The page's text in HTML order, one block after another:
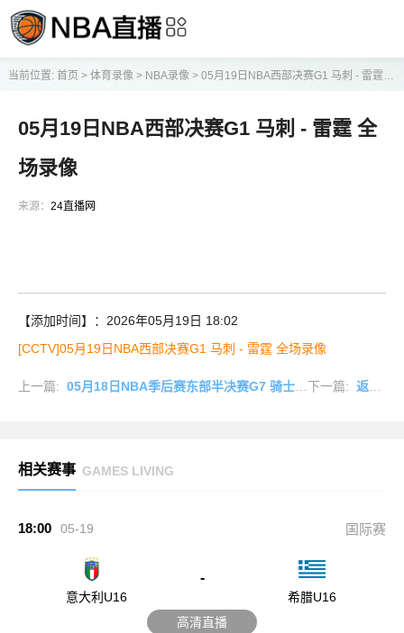
当前位置: 首页 > 体育录像> NBA录像> 05月19日NBA西部决赛G1 马刺 - 雷霆 全场录像
05月19日NBA西部决赛G1 马刺 - 雷霆 全
场录像
来源： 24直播网
【添加时间】：2026年05月19日 18:02
[CCTV]05月19日NBA西部决赛G1 马刺 - 雷霆 全场录像
上一篇: 05月18日NBA季后赛东部半决赛G7 骑士 - 活塞 全场录像 下一篇:返回列表
相关赛事 GAMES LIVING
18:00 05-19 国际赛
意大利U16
-
希腊U16
高清直播